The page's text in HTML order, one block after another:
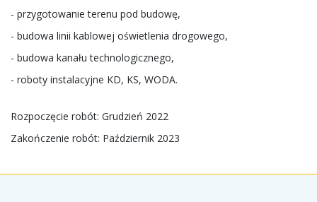
- przygotowanie terenu pod budowę,
- budowa linii kablowej oświetlenia drogowego,
- budowa kanału technologicznego,
- roboty instalacyjne KD, KS, WODA.
Rozpoczęcie robót: Grudzień 2022
Zakończenie robót: Październik 2023